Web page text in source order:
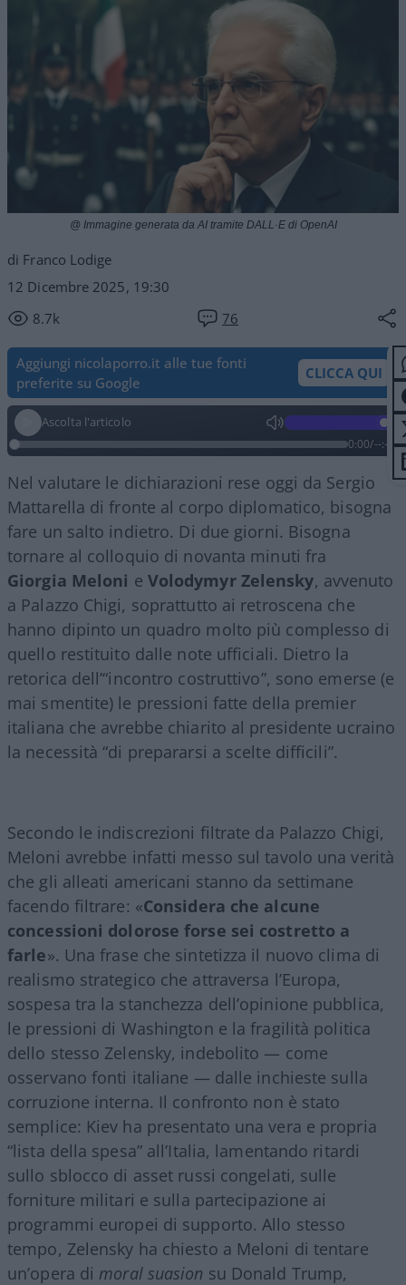
di Franco Lodige
12 Dicembre 2025, 19:30
8.7k
76
@ Immagine generata da AI tramite DALL·E di OpenAI
Aggiungi nicolaporro.it alle tue fonti
preferite su Google
CLICCA QUI
Ascolta l'articolo
0:00/--:--
Nel valutare le dichiarazioni rese oggi da Sergio
Mattarella di fronte al corpo diplomatico, bisogna
fare un salto indietro. Di due giorni. Bisogna
tornare al colloquio di novanta minuti fra
Giorgia Meloni e Volodymyr Zelensky, avvenuto
a Palazzo Chigi, soprattutto ai retroscena che
hanno dipinto un quadro molto più complesso di
quello restituito dalle note ufficiali. Dietro la
retorica dell’“incontro costruttivo”, sono emerse (e
mai smentite) le pressioni fatte della premier
italiana che avrebbe chiarito al presidente ucraino
la necessità “di prepararsi a scelte difficili”.
Secondo le indiscrezioni filtrate da Palazzo Chigi,
Meloni avrebbe infatti messo sul tavolo una verità
che gli alleati americani stanno da settimane
facendo filtrare: «Considera che alcune
concessioni dolorose forse sei costretto a
farle». Una frase che sintetizza il nuovo clima di
realismo strategico che attraversa l’Europa,
sospesa tra la stanchezza dell’opinione pubblica,
le pressioni di Washington e la fragilità politica
dello stesso Zelensky, indebolito — come
osservano fonti italiane — dalle inchieste sulla
corruzione interna. Il confronto non è stato
semplice: Kiev ha presentato una vera e propria
“lista della spesa” all’Italia, lamentando ritardi
sullo sblocco di asset russi congelati, sulle
forniture militari e sulla partecipazione ai
programmi europei di supporto. Allo stesso
tempo, Zelensky ha chiesto a Meloni di tentare
un’opera di moral suasion su Donald Trump,